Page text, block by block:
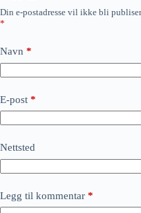
Din e-postadresse vil ikke bli
*
Navn *
E-post *
Nettsted
Legg til kommentar *